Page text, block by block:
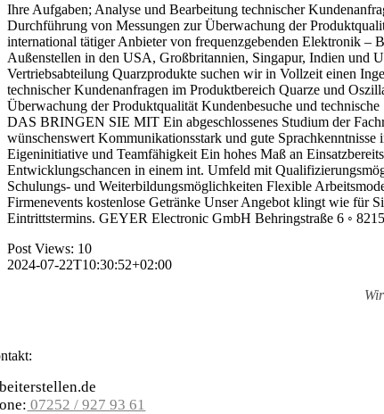
Ihre Aufgaben; Analyse und Bearbeitung technischer
Durchführung von Messungen zur Überwachung der
international tätiger Anbieter von frequenzgebenden Elektronik –
Außenstellen in den USA, Großbritannien, Singapur, Indien und
Vertriebsabteilung Quarzprodukte suchen wir in Vollzeit einen
technischer Kundenanfragen im Produktbereich Quarze und
Überwachung der Produktqualität Kundenbesuche und
DAS BRINGEN SIE MIT Ein abgeschlossenes Studium der
wünschenswert Kommunikationsstark und gute
Eigeninitiative und Teamfähigkeit Ein hohes Maß an
Entwicklungschancen in einem int. Umfeld mit
Schulungs- und Weiterbildungsmöglichkeiten Flexible
Firmenevents kostenlose Getränke Unser Angebot klingt wie für
Eintrittstermins. GEYER Electronic GmbH Behringstraße 6 ◦
Post Views: 10
2024-07-22T10:30:52+02:00
07252 / 927 93 61